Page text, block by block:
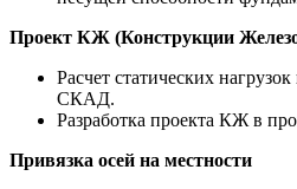
Проект КЖ (Конструкции
Расчет статических
СКАД.
Разработка проекта КЖ в
Привязка осей на местности